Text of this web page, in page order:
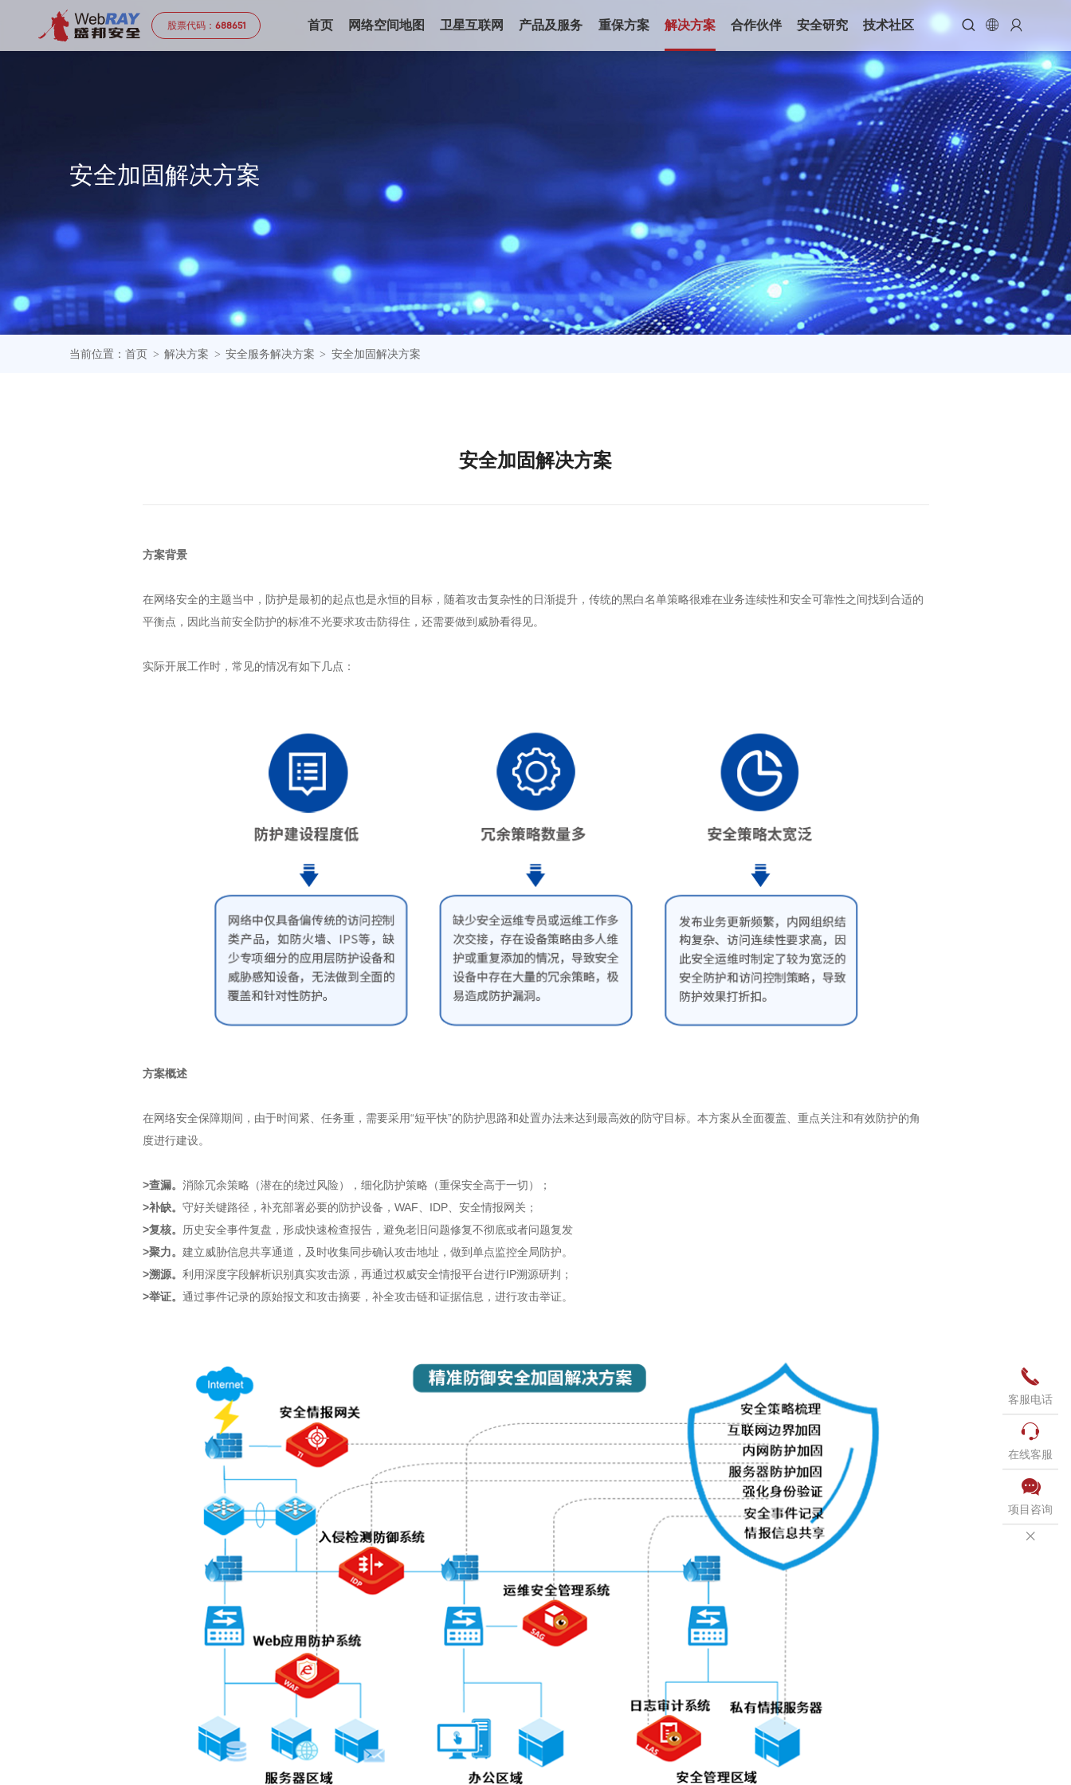
股票代码： 688651 首页 网络空间地图 卫星互联网 产品及服务 重保方案 解决方案 合作伙伴 安全研究 技术社区   
安全加 固解决方案
当前位置：首页 > 解决方案 > 安全服务解决方案 > 安全加固解决方案
安全加固解决方案
方案背景
在网络安全的主题当中，防护是最初的起点也是永恒的目标，随着攻击复杂性的日渐提升，传统的黑白名单策略很难在业务连续性和安全可靠性之间找到合适的
平衡点，因此当前安全防护的标准不光要求攻击防得住，还需要做到威胁看得见。
实际开展工作时，常见的情况有如下几点：
方案概述
在网络安全保障期间，由于时间紧、任务重，需要采用“短平快”的防护思路和处置办法来达到最高效的防守目标。本方案从全面覆盖、重点关注和有效防护的角
度进行建设。
>查漏。 消除冗余策略（潜在的绕过风险），细化防护策略（重保安全高于一切）；
>补缺。 守好关键路径，补充部署必要的防护设备，WAF、IDP、安全情报网关；
>复核。
历史安全事件复盘，形成快速检查报告，避免老旧问题修复不彻底或者问题复发
>聚力。 建立威胁信息共享通道，及时收集同步确认攻击地址，做到单点监控全局防护。
>溯源。 利用深度字段解析识别真实攻击源，再通过权威安全情报平台进行IP溯源研判；
>举证。 通过事件记录的原始报文和攻击摘要，补全攻击链和证据信息，进行攻击举证。

客服电话

在线客服

项目咨询
